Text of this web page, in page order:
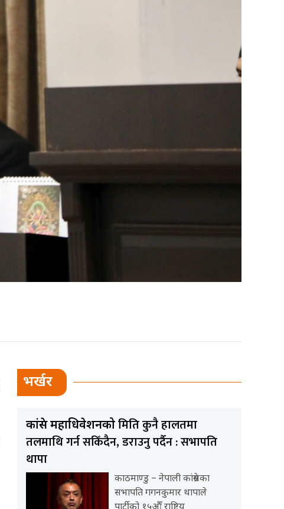
भर्खर
कांग्रेस महाधिवेशनकोमिति कुनै हालतमा
तलमाथि गर्न सकिँदैन, डराउनु पर्दैन : सभापति
थापा
काठमाण्डु – नेपाली कांग्रेसका
सभापति गगनकुमार थापाले